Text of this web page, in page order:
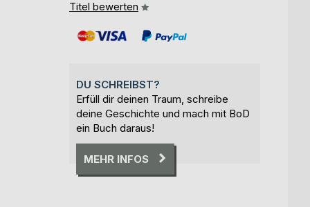
Titel bewerten
DU SCHREIBST?
Erfüll dir deinen Traum, schreibe
deine Geschichte und mach mit BoD
ein Buch daraus!
MEHR INFOS